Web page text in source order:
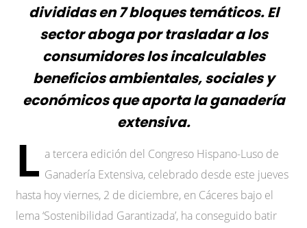
divididas en 7 bloques temáticos. El
sector aboga por trasladar a los
consumidores los incalculables
beneficios ambientales, sociales y
económicos que aporta la ganadería
extensiva.
L a tercera edición del Congreso Hispano-Luso de
Ganadería Extensiva, celebrado desde este jueves
hasta hoy viernes, 2 de diciembre, en Cáceres bajo el
lema ‘Sostenibilidad Garantizada’, ha conseguido batir